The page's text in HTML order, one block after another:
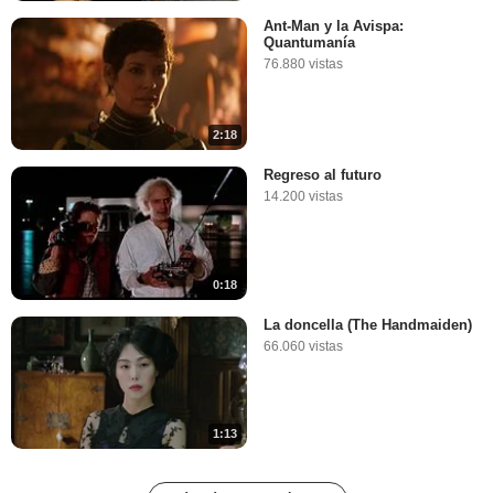
2:18
Ant-Man y la Avispa:
Quantumanía
76.880 vistas
0:18
Regreso al futuro
14.200 vistas
1:13
La doncella (The Handmaiden)
66.060 vistas